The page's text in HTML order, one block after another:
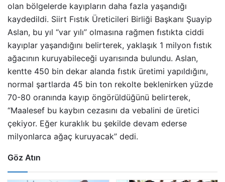
olan bölgelerde kayıpların daha fazla yaşandığı
kaydedildi. Siirt Fıstık Üreticileri Birliği Başkanı Şuayip
Aslan, bu yıl “var yılı” olmasına rağmen fıstıkta ciddi
kayıplar yaşandığını belirterek, yaklaşık 1 milyon fıstık
ağacının kuruyabileceği uyarısında bulundu. Aslan,
kentte 450 bin dekar alanda fıstık üretimi yapıldığını,
normal şartlarda 45 bin ton rekolte beklenirken yüzde
70-80 oranında kayıp öngörüldüğünü belirterek,
“Maalesef bu kaybın cezasını da vebalini de üretici
çekiyor. Eğer kuraklık bu şekilde devam ederse
milyonlarca ağaç kuruyacak” dedi.
Göz Atın